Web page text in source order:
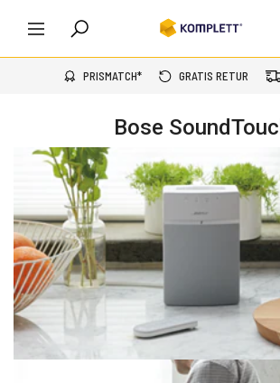
PRISMATCH* GRATIS RETUR
Bose